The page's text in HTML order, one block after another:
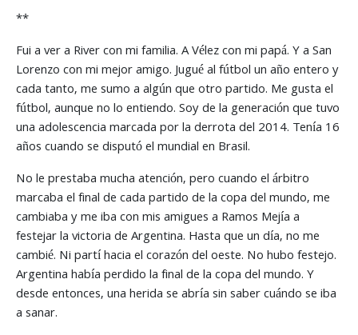
**
Fui a ver a River con mi familia. A Vélez con mi papá. Y a San
Lorenzo con mi mejor amigo. Jugué al fútbol un año entero y
cada tanto, me sumo a algún que otro partido. Me gusta el
fútbol, aunque no lo entiendo. Soy de la generación que tuvo
una adolescencia marcada por la derrota del 2014. Tenía 16
años cuando se disputó el mundial en Brasil.
No le prestaba mucha atención, pero cuando el árbitro
marcaba el final de cada partido de la copa del mundo, me
cambiaba y me iba con mis amigues a Ramos Mejía a
festejar la victoria de Argentina. Hasta que un día, no me
cambié. Ni partí hacia el corazón del oeste. No hubo festejo.
Argentina había perdido la final de la copa del mundo. Y
desde entonces, una herida se abría sin saber cuándo se iba
a sanar.